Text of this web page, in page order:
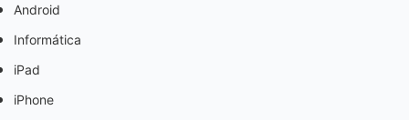
Android
Informática
iPad
iPhone